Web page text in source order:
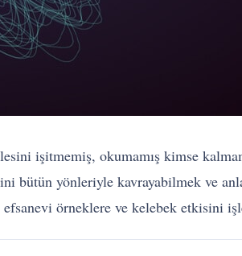
işitmemiş, okumamış kimse
bütün yönleriyle kavrayabilmek ve
örneklere ve kelebek etkisini